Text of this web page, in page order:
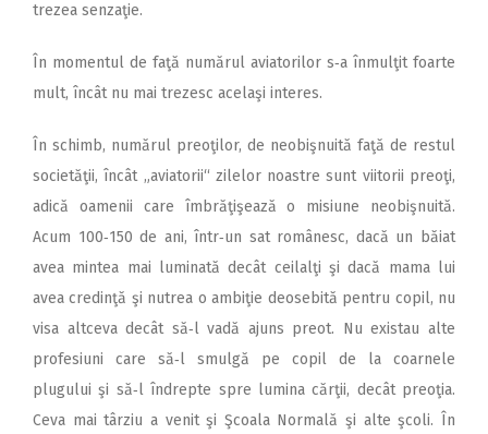
trezea senzaţie.
În momentul de faţă numărul aviatorilor s‑a înmulţit foarte
mult, încât nu mai trezesc acelaşi interes.
În schimb, numărul preoţilor, de neobişnuită faţă de restul
societăţii, încât „aviatorii“ zilelor noastre sunt viitorii preoţi,
adică oamenii care îmbrăţişează o misiune neobişnuită.
Acum 100‑150 de ani, într‑un sat românesc, dacă un băiat
avea mintea mai luminată decât ceilalţi şi dacă mama lui
avea credinţă şi nutrea o ambiţie deosebită pentru copil, nu
visa altceva decât să‑l vadă ajuns preot. Nu existau alte
profesiuni care să‑l smulgă pe copil de la coarnele
plugului şi să‑l îndrepte spre lumina cărţii, decât preoţia.
Ceva mai târziu a venit şi Şcoala Normală şi alte şcoli. În